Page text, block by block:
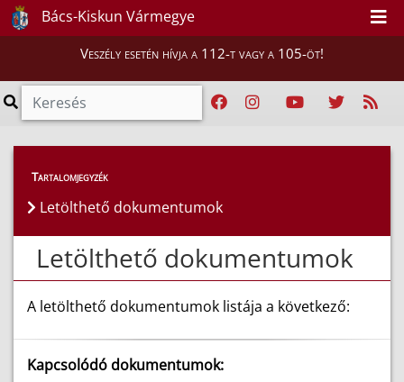
Bács-Kiskun Vármegye
Veszély esetén hívja a 112-t vagy a 105-öt!
Hatósági ügyek
Tartalomjegyzék
Letölthető dokumentumok
Letölthető dokumentumok
A letölthető dokumentumok listája a következő:
Kapcsolódó dokumentumok: